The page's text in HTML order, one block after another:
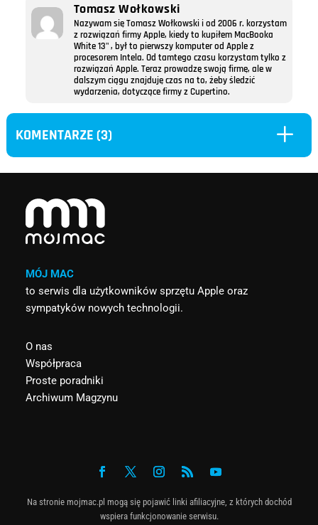
Tomasz Wołkowski
Nazywam się Tomasz Wołkowski i od 2006 r. korzystam
z rozwiązań firmy Apple, kiedy to kupiłem MacBooka
White 13" , był to pierwszy komputer od Apple z
procesorem Intela. Od tamtego czasu korzystam tylko z
rozwiązań Apple. Teraz prowadzę swoją firmę, ale w
dalszym ciągu znajduję czas na to, żeby śledzić
wydarzenia, dotyczące firmy z Cupertino.
KOMENTARZE (3) L
MÓJ MAC
to serwis dla użytkowników sprzętu Apple oraz
sympatyków nowych technologii.
O nas
Współpraca
Proste poradniki
Archiwum Magzynu
Na stronie mojmac.pl mogą się pojawić linki afiliacyjne, z których dochód
wspiera funkcjonowanie serwisu.